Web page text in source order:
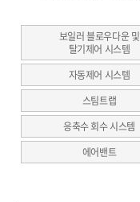
보일러 블로우다운 및
탈기제어 시스템
자동제어 시스템
스팀트랩
응축수 회수 시스템
에어밴트